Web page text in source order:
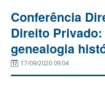
Conferência
Direito Privado:
genealogia
17/09/2020 09:04